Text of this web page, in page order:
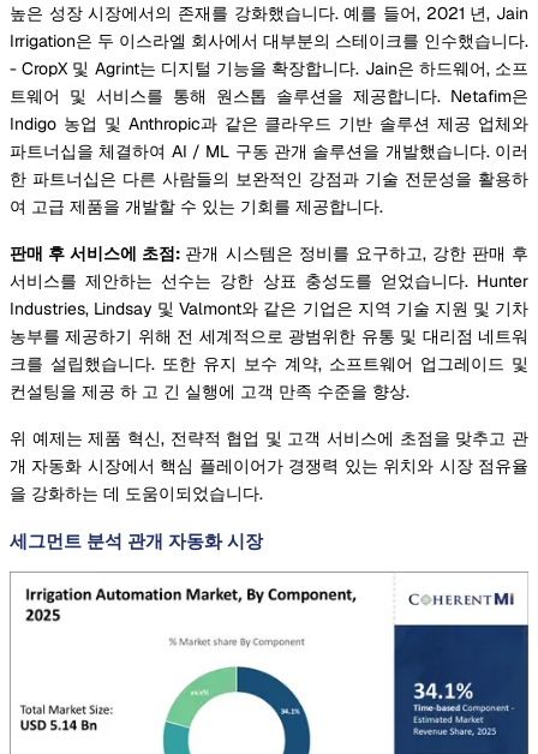
높은 성장 시장에서의 존재를 강화했습니다. 예를 들어, 2021 년, Jain
Irrigation은 두 이스라엘 회사에서 대부분의 스테이크를 인수했습니다.
- CropX 및 Agrint는 디지털 기능을 확장합니다. Jain은 하드웨어, 소프
트웨어 및 서비스를 통해 원스톱 솔루션을 제공합니다. Netafim은
Indigo 농업 및 Anthropic과 같은 클라우드 기반 솔루션 제공 업체와
파트너십을 체결하여 AI / ML 구동 관개 솔루션을 개발했습니다. 이러
한 파트너십은 다른 사람들의 보완적인 강점과 기술 전문성을 활용하
여 고급 제품을 개발할 수 있는 기회를 제공합니다.
판매 후 서비스에 초점: 관개 시스템은 정비를 요구하고, 강한 판매 후
서비스를 제안하는 선수는 강한 상표 충성도를 얻었습니다. Hunter
Industries, Lindsay 및 Valmont와 같은 기업은 지역 기술 지원 및 기차
농부를 제공하기 위해 전 세계적으로 광범위한 유통 및 대리점 네트워
크를 설립했습니다. 또한 유지 보수 계약, 소프트웨어 업그레이드 및
컨설팅을 제공 하 고 긴 실행에 고객 만족 수준을 향상.
위 예제는 제품 혁신, 전략적 협업 및 고객 서비스에 초점을 맞추고 관
개 자동화 시장에서 핵심 플레이어가 경쟁력 있는 위치와 시장 점유율
을 강화하는 데 도움이되었습니다.
세그먼트 분석 관개 자동화 시장